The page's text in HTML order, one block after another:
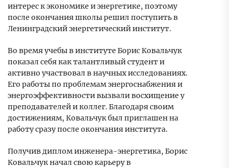
интерес к экономике и энергетике, поэтому
после окончания школы решил поступить в
Ленинградский энергетический институт.
Во время учебы в институте Борис Ковальчук
показал себя как талантливый студент и
активно участвовал в научных исследованиях.
Его работы по проблемам энергоснабжения и
энергоэффективности вызвали восхищение у
преподавателей и коллег. Благодаря своим
достижениям, Ковальчук был приглашен на
работу сразу после окончания института.
Получив диплом инженера-энергетика, Борис
Ковальчук начал свою карьеру в